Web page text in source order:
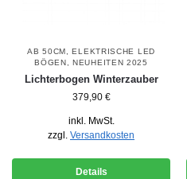
AB 50CM ,ELEKTRISCHE LED
BÖGEN ,NEUHEITEN 2025
Lichterbogen Winterzauber
379,90 €
inkl. MwSt.
zzgl. Versandkosten
Details